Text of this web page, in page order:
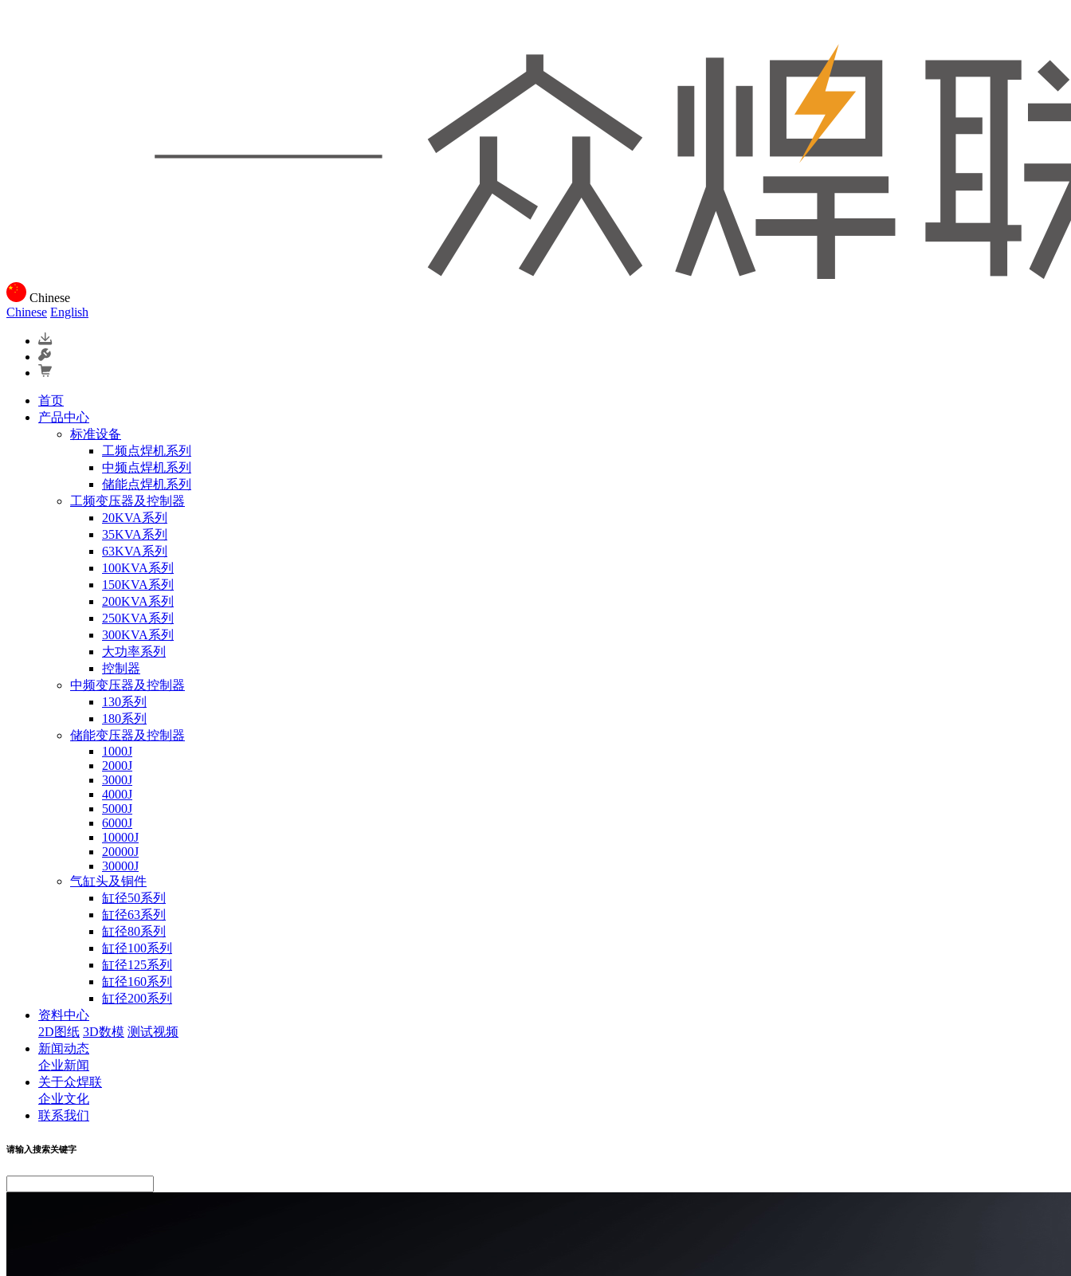
Chinese
Chinese English
首页
产品中心
标准设备
工频点焊机系列
中频点焊机系列
储能点焊机系列
工频变压器及控制器
20KVA系列
35KVA系列
63KVA系列
100KVA系列
150KVA系列
200KVA系列
250KVA系列
300KVA系列
大功率系列
控制器
中频变压器及控制器
130系列
180系列
储能变压器及控制器
1000J
2000J
3000J
4000J
5000J
6000J
10000J
20000J
30000J
气缸头及铜件
缸径50系列
缸径63系列
缸径80系列
缸径100系列
缸径125系列
缸径160系列
缸径200系列
资料中心
2D图纸 3D数模 测试视频
新闻动态
企业新闻
关于众焊联
企业文化
联系我们
请输入搜索关键字